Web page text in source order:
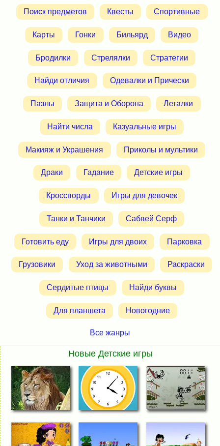
Поиск предметов Квесты Спортивные
Карты Гонки Бильярд Видео
Бродилки Стрелялки Стратегии
Найди отличия Одевалки и Прически
Пазлы Защита и Оборона Леталки
Найти числа Казуальные игры
Макияж и Украшения Приколы и мультики
Драки Гадание Детские игры
Кроссворды Игры для девочек
Танки и Танчики Сабвей Серф
Готовить еду Игры для двоих Парковка
Грузовики Уход за животными Раскраски
Сердитые птицы Найди буквы
Для планшета Новогодние
Все жанры
Новые Детские игры